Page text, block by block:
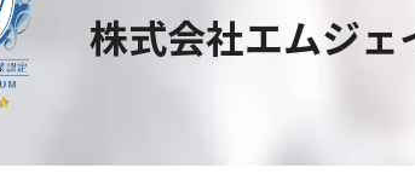
株式会社エムジ